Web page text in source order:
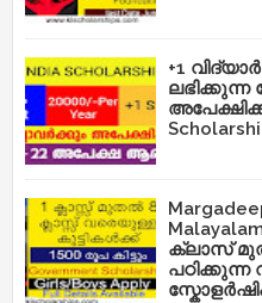
+1
ക്ലാസ്
പഠിക്കുന്ന